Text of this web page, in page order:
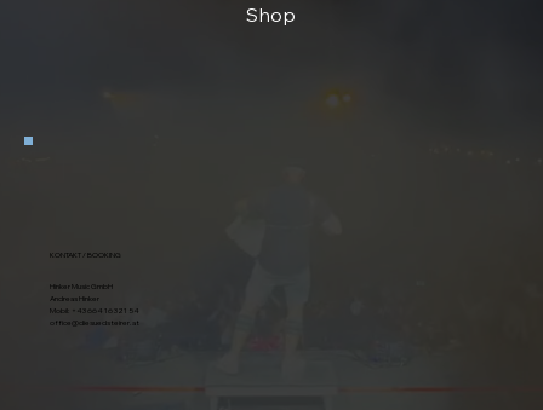
KONTAKT / BOOKING
Hinker Music GmbH
Andreas Hinker
Mobil: +43 664 16 321 54
office@diesuedsteirer.at
Shop